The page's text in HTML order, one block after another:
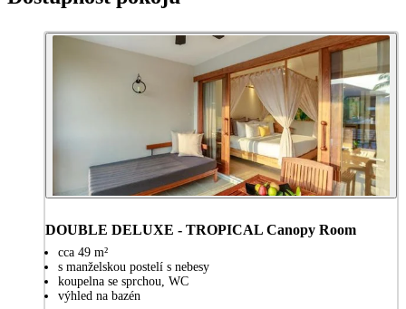
DOUBLE DELUXE - TROPICAL Canopy Room
cca 49 m²
s manželskou postelí s nebesy
koupelna se sprchou, WC
výhled na bazén